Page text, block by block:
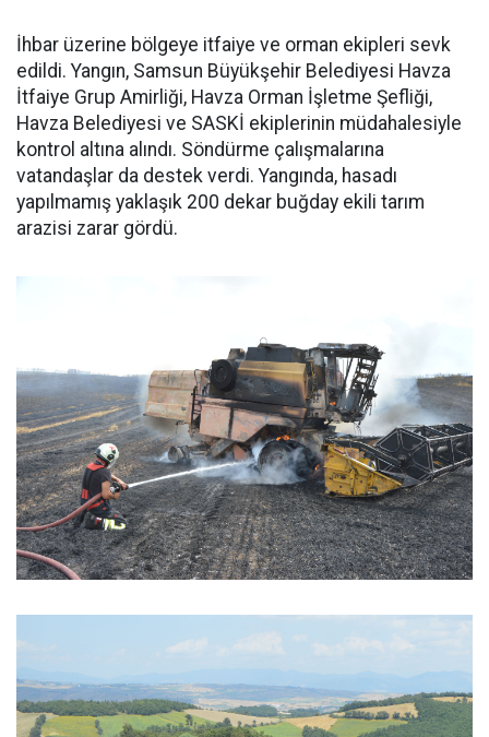
İhbar üzerine bölgeye itfaiye ve orman ekipleri sevk
edildi. Yangın, Samsun Büyükşehir Belediyesi Havza
İtfaiye Grup Amirliği, Havza Orman İşletme Şefliği,
Havza Belediyesi ve SASKİ ekiplerinin müdahalesiyle
kontrol altına alındı. Söndürme çalışmalarına
vatandaşlar da destek verdi. Yangında, hasadı
yapılmamış yaklaşık 200 dekar buğday ekili tarım
arazisi zarar gördü.